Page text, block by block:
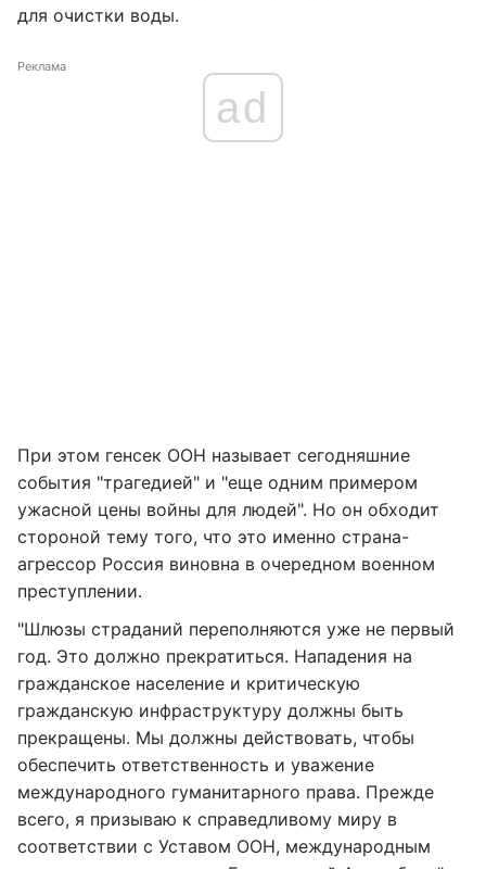
для очистки воды.
Реклама
ad
При этом генсек ООН называет сегодняшние
события "трагедией" и "еще одним примером
ужасной цены войны для людей". Но он обходит
стороной тему того, что это именно страна-
агрессор Россия виновна в очередном военном
преступлении.
"Шлюзы страданий переполняются уже не первый
год. Это должно прекратиться. Нападения на
гражданское население и критическую
гражданскую инфраструктуру должны быть
прекращены. Мы должны действовать, чтобы
обеспечить ответственность и уважение
международного гуманитарного права. Прежде
всего, я призываю к справедливому миру в
соответствии с Уставом ООН, международным